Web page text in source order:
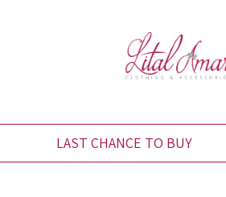
LAST CHANCE TO BUY